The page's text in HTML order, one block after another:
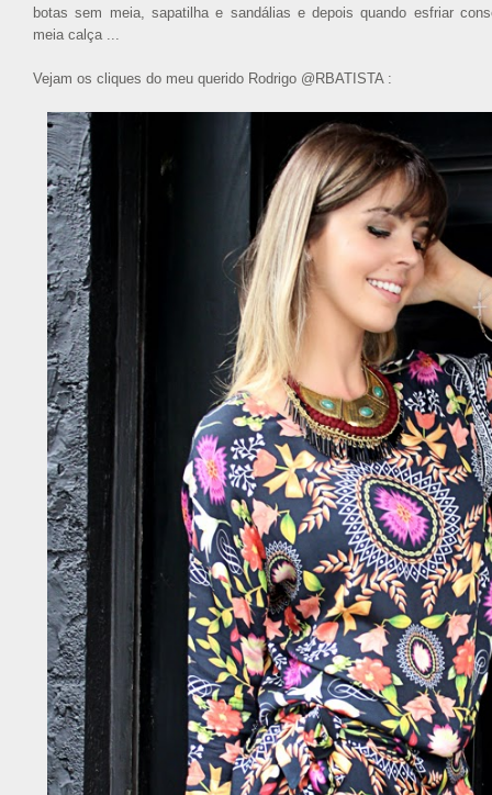
botas sem meia, sapatilha e sandálias e depois quando esfriar
meia calça ...
Vejam os cliques do meu querido Rodrigo @RBATISTA :